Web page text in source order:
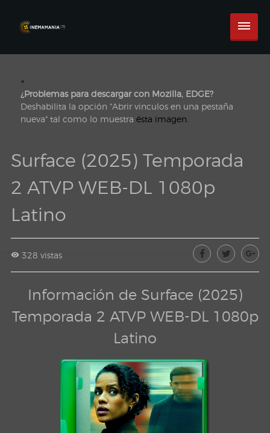
×
¿Problemas para descargar con Mozilla, EDGE?
Deshabilita la opción "Abrir vinculos en una pestaña
nueva" tal como lo muestra ésta imagen.
Surface (2025) Temporada
2 ATVP WEB-DL 1080p
Latino
328 vistas
Información de Surface (2025)
Temporada 2 ATVP WEB-DL 1080p
Latino